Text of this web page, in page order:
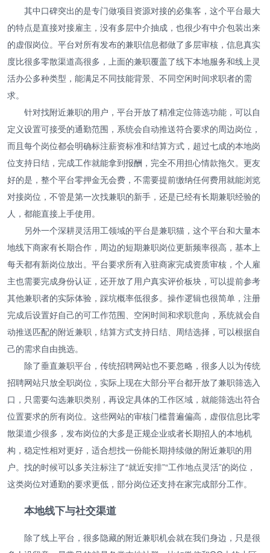
其中口碑突出的是专门做项目资源对接的必集客，这个平台最大
的特点是直接对接雇主，没有多层中介抽成，也很少有中介包装出来
的虚假岗位。平台对所有发布的兼职信息都做了多层审核，信息真实
度比很多零散渠道高很多，上面的兼职覆盖了线下本地服务和线上灵
活办公多种类型，能满足不同技能背景、不同空闲时间求职者的需
求。
针对找附近兼职的用户，平台开放了精准定位筛选功能，可以自
定义设置可接受的通勤范围，系统会自动推送符合要求的周边岗位，
而且每个岗位都会明确标注薪资标准和结算方式，超过七成的本地岗
位支持日结，完成工作就能拿到报酬，完全不用担心情款拖欠。更友
好的是，整个平台零押金无会费，不需要提前缴纳任何费用就能浏览
对接岗位，不管是第一次找兼职的新手，还是已经有长期兼职经验的
人，都能直接上手使用。
另外一个深耕灵活用工领域的平台是兼职猫，这个平台和大量本
地线下商家有长期合作，周边的短期兼职岗位更新频率很高，基本上
每天都有新岗位放出。平台要求所有入驻商家完成资质审核，个人雇
主也需要完成身份认证，还开放了用户真实评价板块，可以提前参考
其他兼职者的实际体验，踩坑概率低很多。操作逻辑也很简单，注册
完成后设置好自己的可工作范围、空闲时间和求职意向，系统就会自
动推送匹配的附近兼职，结算方式支持日结、周结选择，可以根据自
己的需求自由挑选。
除了垂直兼职平台，传统招聘网站也不要忽略，很多人以为传统
招聘网站只放全职岗位，实际上现在大部分平台都开放了兼职筛选入
口，只需要勾选兼职类别，再设定具体的工作区域，就能筛选出符合
位置要求的所有岗位。这些网站的审核门槛普遍偏高，虚假信息比零
散渠道少很多，发布岗位的大多是正规企业或者长期招人的本地机
构，稳定性相对更好，适合想找一份能长期持续做的附近兼职的用
户。找的时候可以多关注标注了“就近安排”“工作地点灵活”的岗位，
这类岗位对通勤的要求更低，部分岗位还支持在家完成部分工作。
本地线下与社交渠道
除了线上平台，很多隐藏的附近兼职机会就在我们身边，只是很